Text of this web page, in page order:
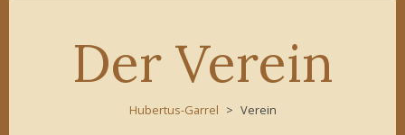
Der Verein
Hubertus-Garrel Verein